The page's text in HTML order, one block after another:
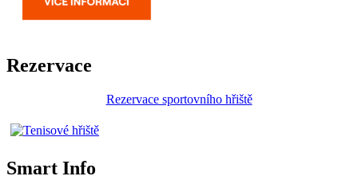
Rezervace
Rezervace sportovního hřiště
Smart Info